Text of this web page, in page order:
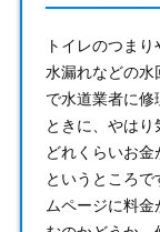
トイレのつま
水漏れなどの水
で水道業者に修
ときに、やはり
どれくらいお金
というところで
ムページに料